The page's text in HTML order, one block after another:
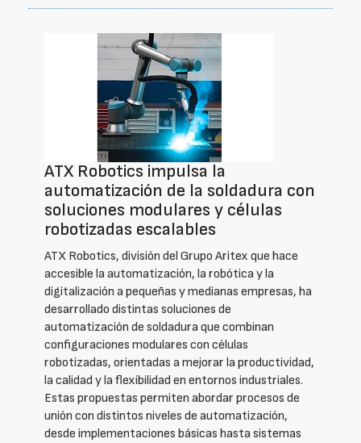
ATX Robotics impulsa la
automatización de la soldadura con
soluciones modulares y células
robotizadas escalables
ATX Robotics, división del Grupo Aritex que hace
accesible la automatización, la robótica y la
digitalización a pequeñas y medianas empresas, ha
desarrollado distintas soluciones de
automatización de soldadura que combinan
configuraciones modulares con células
robotizadas, orientadas a mejorar la productividad,
la calidad y la flexibilidad en entornos industriales.
Estas propuestas permiten abordar procesos de
unión con distintos niveles de automatización,
desde implementaciones básicas hasta sistemas